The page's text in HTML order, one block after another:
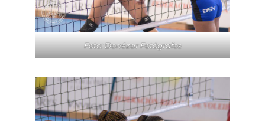
Foto: Donézar Fotógrafos